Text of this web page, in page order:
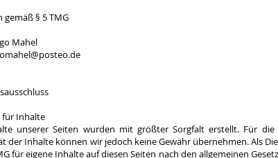
gemäß § 5 TMG
Mahel
Inhalte
unserer Seiten wurden mit größter Sorgfalt erstellt. Für die
der Inhalte können wir jedoch keine Gewähr übernehmen. Als
für eigene Inhalte auf diesen Seiten nach den allgemeinen